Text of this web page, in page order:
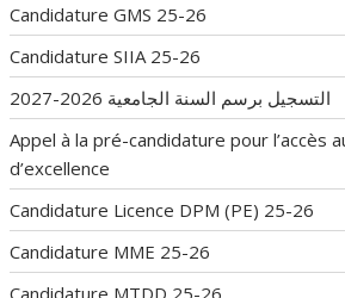
Candidature GMS 25-26
Candidature SIIA 25-26
التسجيل برسم السنة الجامعية 2026-2027
Appel à la pré-candidature pour l’accès
d’excellence
Candidature Licence DPM (PE) 25-26
Candidature MME 25-26
Candidature MTDD 25-26